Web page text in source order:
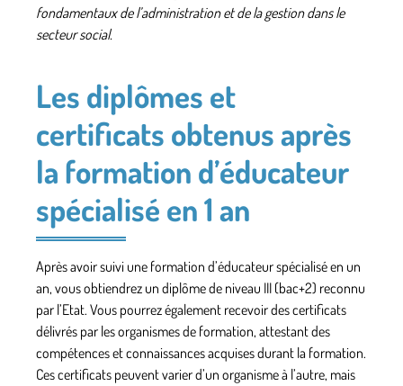
fondamentaux de l’administration et de la gestion dans le
secteur social.
Les diplômes et
certificats obtenus après
la formation d’éducateur
spécialisé en 1 an
Après avoir suivi une formation d’éducateur spécialisé en un
an, vous obtiendrez un diplôme de niveau III (bac+2) reconnu
par l’Etat. Vous pourrez également recevoir des certificats
délivrés par les organismes de formation, attestant des
compétences et connaissances acquises durant la formation.
Ces certificats peuvent varier d’un organisme à l’autre, mais